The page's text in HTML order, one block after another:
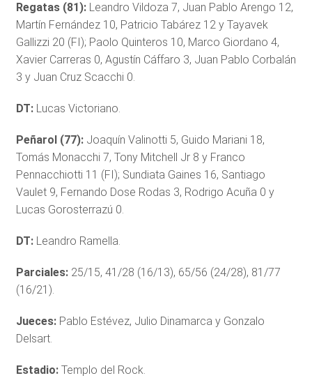
Regatas (81): Leandro Vildoza 7, Juan Pablo Arengo 12,
Martín Fernández 10, Patricio Tabárez 12 y Tayavek
Gallizzi 20 (FI); Paolo Quinteros 10, Marco Giordano 4,
Xavier Carreras 0, Agustín Cáffaro 3, Juan Pablo Corbalán
3 y Juan Cruz Scacchi 0.
DT: Lucas Victoriano.
Peñarol (77): Joaquín Valinotti 5, Guido Mariani 18,
Tomás Monacchi 7, Tony Mitchell Jr 8 y Franco
Pennacchiotti 11 (FI); Sundiata Gaines 16, Santiago
Vaulet 9, Fernando Dose Rodas 3, Rodrigo Acuña 0 y
Lucas Gorosterrazú 0.
DT: Leandro Ramella.
Parciales: 25/15, 41/28 (16/13), 65/56 (24/28), 81/77
(16/21).
Jueces: Pablo Estévez, Julio Dinamarca y Gonzalo
Delsart.
Estadio: Templo del Rock.